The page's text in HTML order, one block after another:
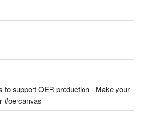
to support OER production - Make your
#oercanvas